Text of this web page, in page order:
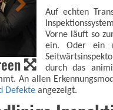
Auf echten
Vorne läuft so
ein. Oder ein
durch das
An allen
Defekte angezeigt.